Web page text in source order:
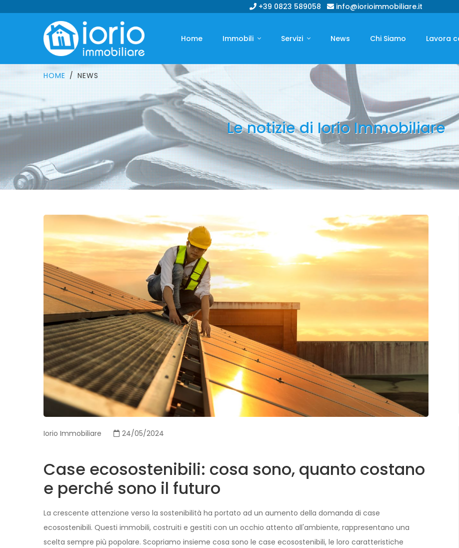
+39 0823 589058 info@iorioimmobiliare.it
Home Immobili Servizi News Chi Siamo Lavora
HOME NEWS
Le notizie di Iorio Immobiliare
Iorio Immobiliare 24/05/2024
Case ecosostenibili: cosa sono, quanto costano
e perché sono il futuro
La crescente attenzione verso la sostenibilità ha portato ad un aumento della domanda di case
ecosostenibili. Questi immobili, costruiti e gestiti con un occhio attento all'ambiente, rappresentano una
scelta sempre più popolare. Scopriamo insieme cosa sono le case ecosostenibili, le loro caratteristiche